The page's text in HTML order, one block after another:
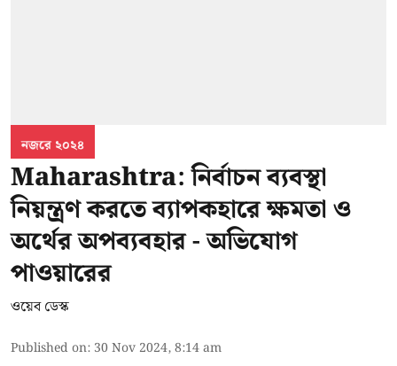
নজরে ২০২৪
Maharashtra: নির্বাচন ব্যবস্থা
নিয়ন্ত্রণ করতে ব্যাপকহারে ক্ষমতা ও
অর্থের অপব্যবহার - অভিযোগ
পাওয়ারের
ওয়েব ডেস্ক
Published on: 30 Nov 2024, 8:14 am